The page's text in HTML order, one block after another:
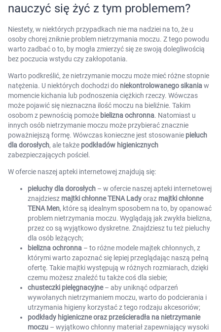
nauczyć się żyć z tym problemem?
Niestety, w niektórych przypadkach nie ma nadziei na to, że u
osoby chorej zniknie problem nietrzymania moczu. Z tego powodu
warto zadbać o to, by mogła zmierzyć się ze swoją dolegliwością
bez poczucia wstydu czy zakłopotania.
Warto podkreślić, że nietrzymanie moczu może mieć różne stopnie
natężenia. U niektórych dochodzi do niekontrolowanego sikaniaw
momencie kichania lub podnoszenia ciężkich rzeczy. Wówczas
może pojawić się nieznaczna ilość moczu na bieliźnie. Takim
osobom z pewnością pomoże bielizna ochronna. Natomiast u
innych osób nietrzymanie moczu może przybierać znacznie
poważniejszą formę. Wówczas konieczne jest stosowanie pieluch
dla dorosłych, ale także podkładów higienicznych
zabezpieczających pościel.
W ofercie naszej apteki internetowej znajdują się:
pieluchy dla dorosłych – w ofercie naszej apteki internetowej
znajdziesz majtki chłonne TENA Ladyoraz majtki chłonne
TENA Men, które są idealnym sposobem na to, by opanować
problem nietrzymania moczu. Wyglądają jak zwykła bielizna,
przez co są wyjątkowo dyskretne. Znajdziesz tu też pieluchy
dla osób leżących;
bielizna ochronna – to różne modele majtek chłonnych, z
którymi warto zapoznać się lepiej przeglądając naszą pełną
ofertę. Takie majtki występują w różnych rozmiarach, dzięki
czemu możesz znaleźć tu także coś dla siebie;
chusteczki pielęgnacyjne– aby uniknąć odparzeń
wywołanych nietrzymaniem moczu, warto do podcierania i
utrzymania higieny korzystać z tego rodzaju akcesoriów;
podkłady higieniczne oraz prześcieradła na nietrzymanie
moczu – wyjątkowo chłonny materiał zapewniający wysoki